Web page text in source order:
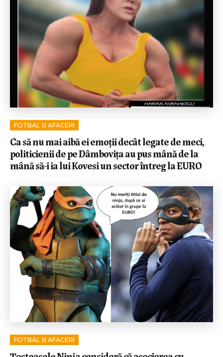
FOTBAL SI AFACERI
Ca să nu mai aibă ei emoții decât legate de meci,
politicienii de pe Dâmbovița au pus mână de la
mână să-i ia lui Kovesi un sector întreg la EURO
FOTBAL SI AFACERI